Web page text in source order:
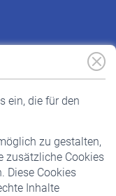
ein, die für den
zu gestalten,
zusätzliche Cookies
Diese Cookies
Inhalte